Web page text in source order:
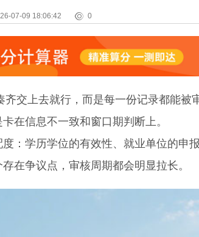
07-09 18:06:42 0
交上去就行，而是每一份记录都能被
在信息不一致和窗口期判断上。
学历学位的有效性、就业单位的申
在争议点，审核周期都会明显拉长。